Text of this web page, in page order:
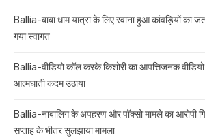
Ballia-बाबा धाम यात्रा के लिए रवाना हुआ कांवड़ियों का
गया स्वागत
Ballia-वीडियो कॉल करके किशोरी का आपत्तिजनक
आत्मघाती कदम उठाया
Ballia-नाबालिग के अपहरण और पॉक्सो मामले का आरोपी
सप्ताह के भीतर सुलझाया मामला